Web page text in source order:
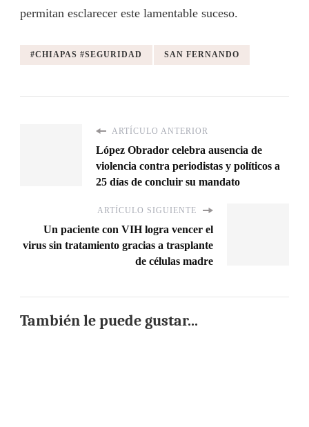
permitan esclarecer este lamentable suceso.
#CHIAPAS #SEGURIDAD SAN FERNANDO
ARTÍCULO ANTERIOR
López Obrador celebra ausencia de
violencia contra periodistas y políticos a
25 días de concluir su mandato
ARTÍCULO SIGUIENTE
Un paciente con VIH logra vencer el
virus sin tratamiento gracias a trasplante
de células madre
También le puede gustar...